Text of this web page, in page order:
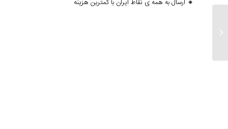
🔸 ارسال به همه ی نقاط ایران با کمترین هزینه